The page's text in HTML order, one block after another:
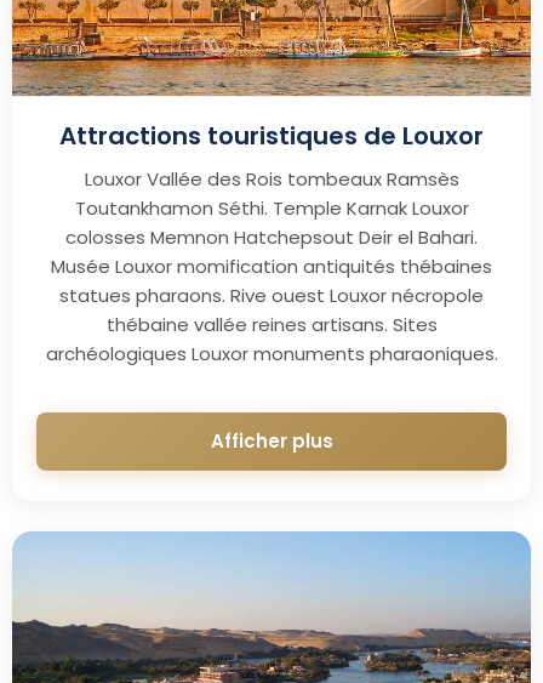
Attractions touristiques de Louxor
Louxor Vallée des Rois tombeaux Ramsès
Toutankhamon Séthi. Temple Karnak Louxor
colosses Memnon Hatchepsout Deir el Bahari.
Musée Louxor momification antiquités thébaines
statues pharaons. Rive ouest Louxor nécropole
thébaine vallée reines artisans. Sites
archéologiques Louxor monuments pharaoniques.
Afficher plus